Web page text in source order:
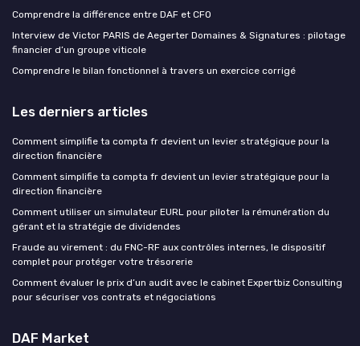
Comprendre la différence entre DAF et CFO
Interview de Victor PARIS de Aegerter Domaines & Signatures : pilotage
financier d’un groupe viticole
Comprendre le bilan fonctionnel à travers un exercice corrigé
Les derniers articles
Comment simplifie ta compta fr devient un levier stratégique pour la
direction financière
Comment simplifie ta compta fr devient un levier stratégique pour la
direction financière
Comment utiliser un simulateur EURL pour piloter la rémunération du
gérant et la stratégie de dividendes
Fraude au virement : du FNC-RF aux contrôles internes, le dispositif
complet pour protéger votre trésorerie
Comment évaluer le prix d’un audit avec le cabinet Expertbiz Consulting
pour sécuriser vos contrats et négociations
DAF Market